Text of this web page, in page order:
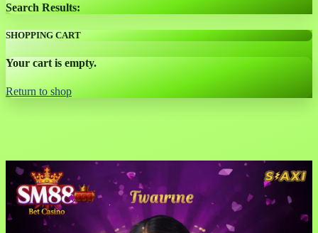
Search Results:
SHOPPING CART
Your cart is empty.
Return to shop